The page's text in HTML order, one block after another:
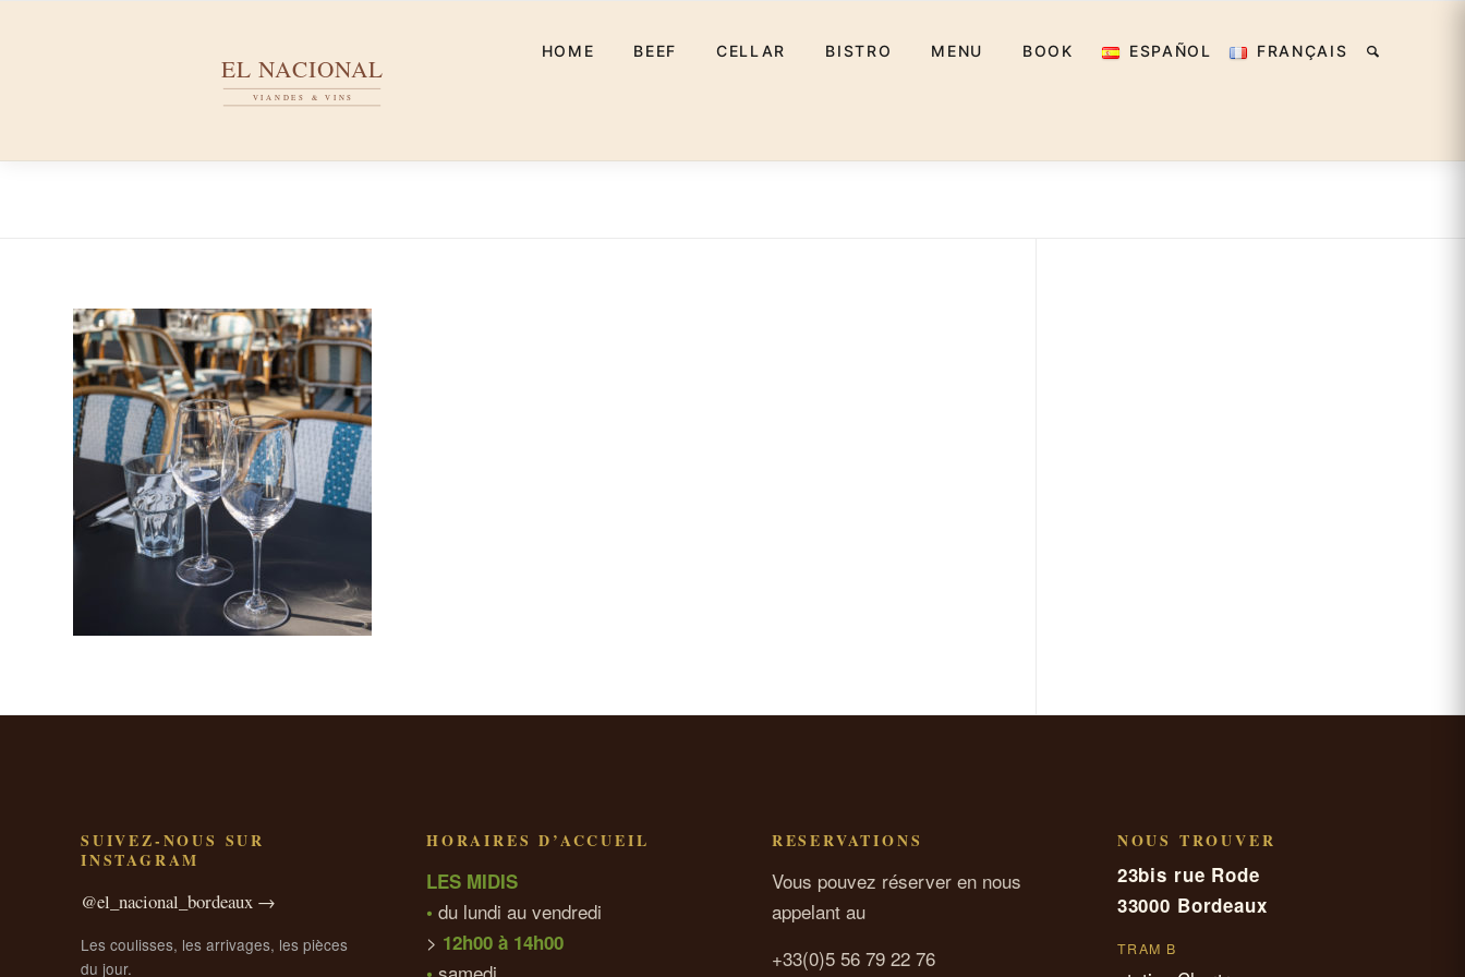
HOME BEEF CELLAR BISTRO MENU BOOK ESPAÑOL FRANÇAIS
SUIVEZ-NOUS SUR
INSTAGRAM
@el_nacional_bordeaux →
Les coulisses, les arrivages, les pièces
du jour.
HORAIRES D’ACCUEIL
LES MIDIS
• du lundi au vendredi
> 12h00 à 14h00
RESERVATIONS
Vous pouvez réserver en nous
appelant au
+33(0)5 56 79 22 76
NOUS TROUVER
23bis rue Rode
33000 Bordeaux
TRAM B